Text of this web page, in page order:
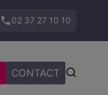
02 37 27 10 10
CONTACT